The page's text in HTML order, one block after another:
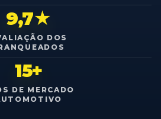
9,7★
DOS
15+
DE MERCADO